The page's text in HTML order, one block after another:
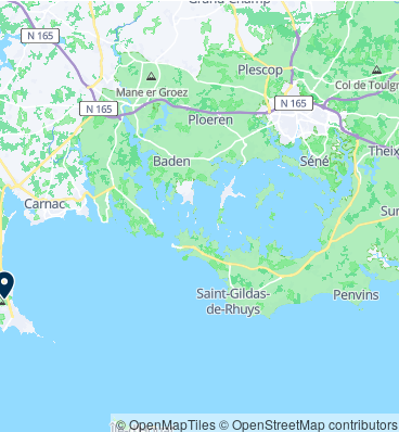
© OpenMapTiles© OpenStreetMap contributors